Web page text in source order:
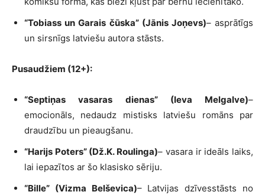
“Tobiass un Garais čūska” (Jānis Joņevs)– asprātīgs
un sirsnīgs latviešu autora stāsts.
Pusaudžiem (12+):
“Septiņas vasaras dienas” (Ieva Melgalve)–
emocionāls, nedaudz mistisks latviešu romāns par
draudzību un pieaugšanu.
“Harijs Poters” (Dž.K. Roulinga)– vasara ir ideāls laiks,
lai iepazītos ar šo klasisko sēriju.
“Bille” (Vizma Belševica)– Latvijas dzīvesstāsts no